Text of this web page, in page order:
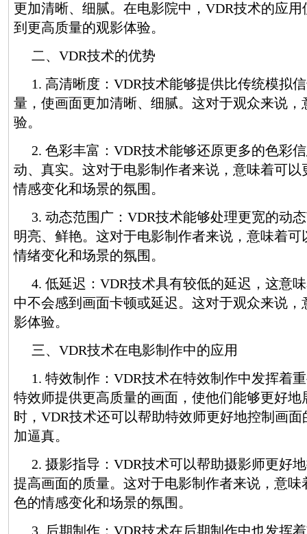
更加清晰、细腻。在电影院中，VDR技术的应
到更高质量的观影体验。
二、VDR技术的优势
1. 高清晰度：VDR技术能够提供比传统模拟
量，使画面更加清晰、细腻。这对于观众来说，
验。
2. 色彩丰富：VDR技术能够还原更多的色彩
动、真实。这对于电影制作者来说，意味着可以
情感变化和场景的氛围。
3. 动态范围广：VDR技术能够处理更宽的动
明亮、鲜艳。这对于电影制作者来说，意味着
情绪变化和场景的氛围。
4. 低延迟：VDR技术具有较低的延迟，这意
中不会感到画面卡顿或延迟。这对于观众来说
影体验。
三、VDR技术在电影制作中的应用
1. 特效制作：VDR技术在特效制作中发挥着
特效师提供更高质量的画面，使他们能够更好地
时，VDR技术还可以帮助特效师更好地控制画
加逼真。
2. 摄影指导：VDR技术可以帮助摄影师更好
提高画面的质量。这对于电影制作者来说，意味
色的情感变化和场景的氛围。
3. 后期制作：VDR技术在后期制作中也发挥